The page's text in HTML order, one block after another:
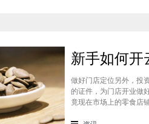
做好门店定位另外，投
的证件，为门店开业做
竟现在市场上的零食店